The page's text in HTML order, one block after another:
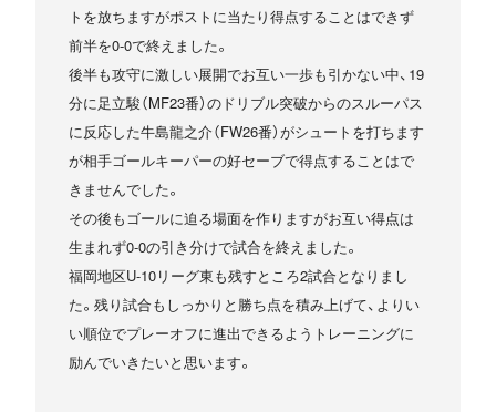
トを放ちますがポストに当たり得点することはできず
前半を0-0で終えました。
後半も攻守に激しい展開でお互い一歩も引かない中、19
分に足立駿（MF23番）のドリブル突破からのスルーパス
に反応した牛島龍之介（FW26番）がシュートを打ちます
が相手ゴールキーパーの好セーブで得点することはで
きませんでした。
その後もゴールに迫る場面を作りますがお互い得点は
生まれず0-0の引き分けで試合を終えました。
福岡地区U-10リーグ東も残すところ2試合となりまし
た。残り試合もしっかりと勝ち点を積み上げて、よりい
い順位でプレーオフに進出できるようトレーニングに
励んでいきたいと思います。